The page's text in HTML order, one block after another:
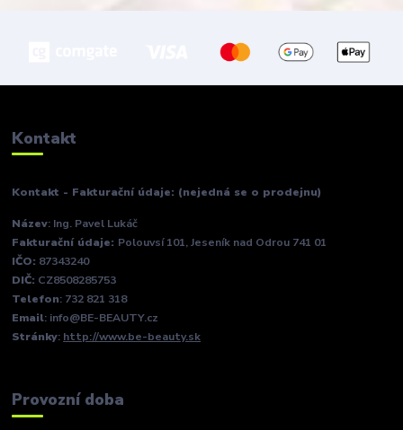
Kontakt
Kontakt - Fakturační údaje: (nejedná se o prodejnu)
Název: Ing. Pavel Lukáč
Fakturační údaje: Polouvsí 101, Jeseník nad Odrou 741 01
IČO: 87343240
DIČ: CZ8508285753
Telefon: 732 821 318
Email: info@BE-BEAUTY.cz
Stránky: http://www.be-beauty.sk
Provozní doba